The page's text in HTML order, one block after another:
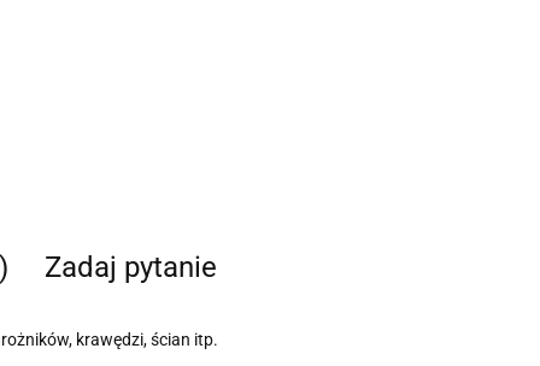
Zadaj pytanie
krawędzi, ścian itp.